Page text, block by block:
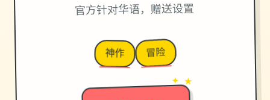
官方针对华语，赠送设置
神作 冒险
→
✦ ★